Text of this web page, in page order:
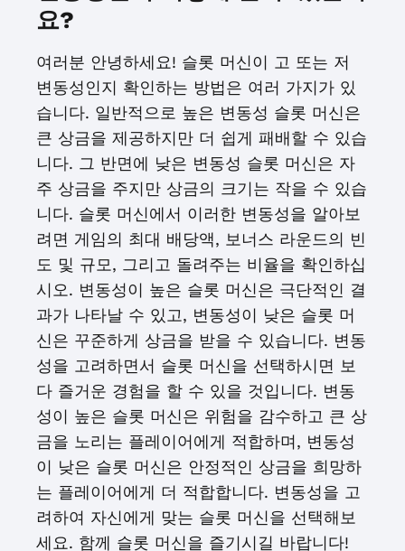
요?
여러분 안녕하세요! 슬롯 머신이 고 또는 저
변동성인지 확인하는 방법은 여러 가지가 있
습니다. 일반적으로 높은 변동성 슬롯 머신은
큰 상금을 제공하지만 더 쉽게 패배할 수 있습
니다. 그 반면에 낮은 변동성 슬롯 머신은 자
주 상금을 주지만 상금의 크기는 작을 수 있습
니다. 슬롯 머신에서 이러한 변동성을 알아보
려면 게임의 최대 배당액, 보너스 라운드의 빈
도 및 규모, 그리고 돌려주는 비율을 확인하십
시오. 변동성이 높은 슬롯 머신은 극단적인 결
과가 나타날 수 있고, 변동성이 낮은 슬롯 머
신은 꾸준하게 상금을 받을 수 있습니다. 변동
성을 고려하면서 슬롯 머신을 선택하시면 보
다 즐거운 경험을 할 수 있을 것입니다. 변동
성이 높은 슬롯 머신은 위험을 감수하고 큰 상
금을 노리는 플레이어에게 적합하며, 변동성
이 낮은 슬롯 머신은 안정적인 상금을 희망하
는 플레이어에게 더 적합합니다. 변동성을 고
려하여 자신에게 맞는 슬롯 머신을 선택해보
세요. 함께 슬롯 머신을 즐기시길 바랍니다!